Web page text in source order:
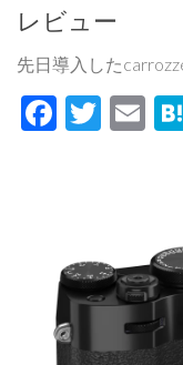
レビュー
先日導入した